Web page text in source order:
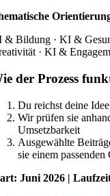
& Bildung · KI &
· KI &
der Prozess
Du reichst deine
Wir prüfen sie
Umsetzbarkeit
Ausgewählte
sie einem
Juni 2026 |